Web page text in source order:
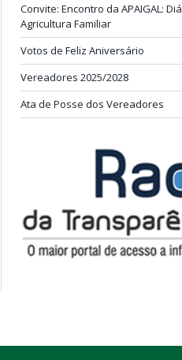
Convite: Encontro da APAIGAL:
Agricultura Familiar
Votos de Feliz Aniversário
Vereadores 2025/2028
Ata de Posse dos Vereadores